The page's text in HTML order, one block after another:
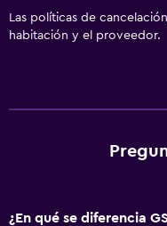
Las políticas de
habitación y el proveedor.
¿En qué se diferencia